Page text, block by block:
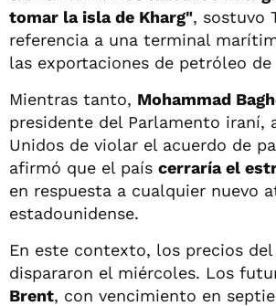
tomar la isla de Kharg", sostuvo
referencia a una terminal
las exportaciones de petróleo de
Mientras tanto, Mohammad
presidente del Parlamento iraní,
Unidos de violar el acuerdo de
afirmó que el país cerraría el
en respuesta a cualquier nuevo
estadounidense.
En este contexto, los precios
dispararon el miércoles. Los
Brent, con vencimiento en